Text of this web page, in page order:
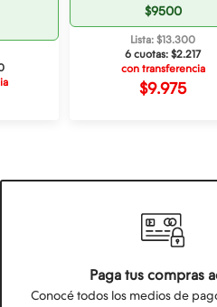
$9500
Lista: $13.300
6 cuotas: $2.217
con transferencia
$9.975
Paga tus compras
Conocé todos los medios de